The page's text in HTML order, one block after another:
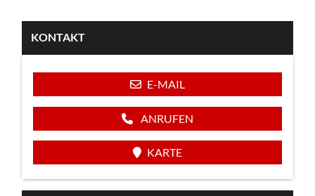
KONTAKT
E-MAIL
ANRUFEN
KARTE